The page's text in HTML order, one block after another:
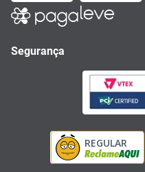
Segurança